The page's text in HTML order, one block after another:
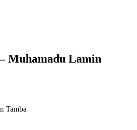
Muhamadu Lamin
Tamba